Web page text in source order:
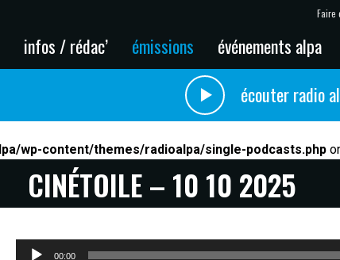
Faire
infos / rédac’ émissions événements alpa
écouter radio
wp-content/themes/radioalpa/single-podcasts.php
CINÉTOILE – 10 10 2025
Lecteur
00:00